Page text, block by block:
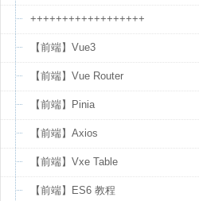
++++++++++++++++++
【前端】Vue3
【前端】Vue Router
【前端】Pinia
【前端】Axios
【前端】Vxe Table
【前端】ES6 教程